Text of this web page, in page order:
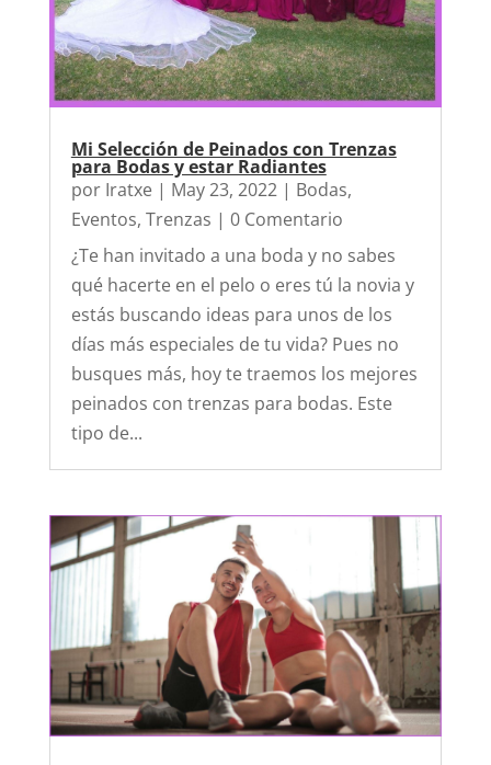
Mi Selección de Peinados con Trenzas
para Bodas y estar Radiantes
por Iratxe| May 23, 2022| Bodas,
Eventos, Trenzas | 0 Comentario
¿Te han invitado a una boda y no sabes
qué hacerte en el pelo o eres tú la novia y
estás buscando ideas para unos de los
días más especiales de tu vida? Pues no
busques más, hoy te traemos los mejores
peinados con trenzas para bodas. Este
tipo de...